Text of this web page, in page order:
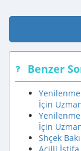
Benzer
İçin
İçin
Shçek